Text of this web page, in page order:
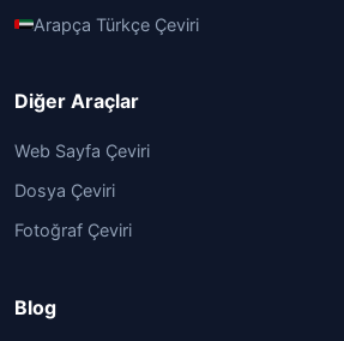
Arapça Türkçe Çeviri
Diğer Araçlar
Web Sayfa Çeviri
Dosya Çeviri
Fotoğraf Çeviri
Blog